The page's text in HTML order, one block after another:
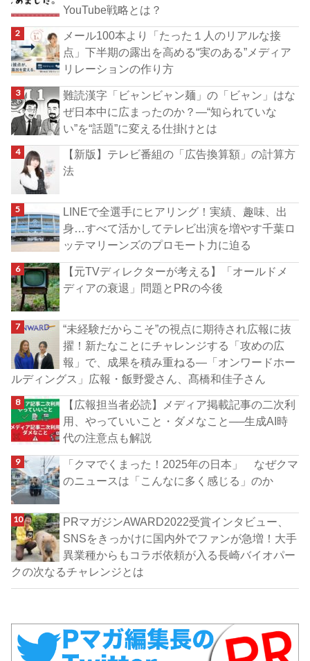
YouTube戦略とは？
メール100本より「たった１人のリアルな接
点」下半期の露出を高める“実のある”メディア
リレーションの作り方
難読漢字「ビャンビャン麺」の「ビャン」はな
ぜ日本中に広まったのか？―“知られていな
い”を“話題”に変える仕掛けとは
【新版】テレビ番組の「広告換算額」の計算方
法
LINEで全選手にヒアリング！実績、趣味、出
身…すべて活かしてテレビ出演を増やす千葉ロ
ッテマリーンズのプロモート力に迫る
【元TVディレクターが考える】「オールドメ
ディアの衰退」問題とPRの今後
“未経験だからこそ”の視点に期待され広報に抜
擢！新たなことにチャレンジする「攻めの広
報」で、成果を積み重ねる―「オンワードホー
ルディングス」広報・飯野愛さん、髙橋和佳子さん
【広報担当者必読】メディア掲載記事の二次利
用、やっていいこと・ダメなこと──生成AI時
代の注意点も解説
「クマでくまった！2025年の日本」 なぜクマ
のニュースは「こんなに多く感じる」のか
PRマガジンAWARD2022受賞インタビュー、
SNSをきっかけに国内外でファンが急増！大手
異業種からもコラボ依頼が入る長崎バイオパー
クの次なるチャレンジとは